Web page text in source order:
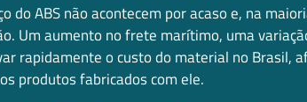
do ABS não acontecem por acaso e, na
Um aumento no frete marítimo, uma
rapidamente o custo do material no Brasil,
produtos fabricados com ele.